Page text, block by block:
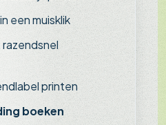
een muisklik
printen
boeken